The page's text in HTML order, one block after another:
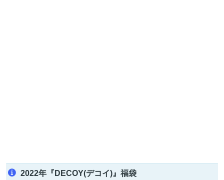
2022年『DECOY(デコイ)』福袋